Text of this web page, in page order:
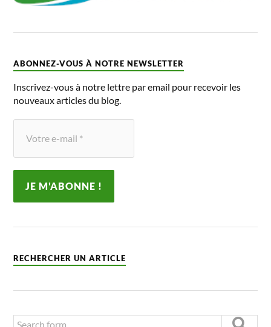
ABONNEZ-VOUS À NOTRE NEWSLETTER
Inscrivez-vous à notre lettre par email pour recevoir les
nouveaux articles du blog.
RECHERCHER UN ARTICLE